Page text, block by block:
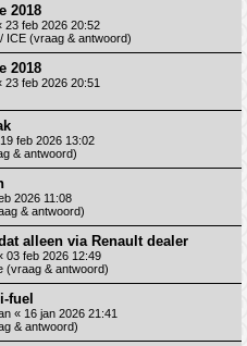
2018
23 feb 2026 20:52
ICE (vraag & antwoord)
2018
23 feb 2026 20:51
19 feb 2026 13:02
& antwoord)
2026 11:08
& antwoord)
alleen via Renault dealer
03 feb 2026 12:49
(vraag & antwoord)
fuel
« 16 jan 2026 21:41
& antwoord)